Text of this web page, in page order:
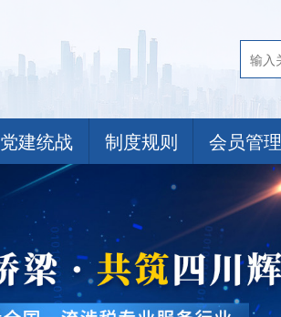
党建统战 制度规则 会员管理